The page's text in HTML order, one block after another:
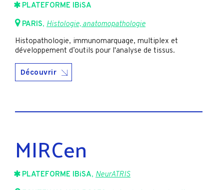
PLATEFORME IBiSA
PARIS, Histologie, anatomopathologie
Histopathologie, immunomarquage, multiplex et
développement d’outils pour l'analyse de tissus.
Découvrir
MIRCen
PLATEFORME IBiSA, NeurATRIS